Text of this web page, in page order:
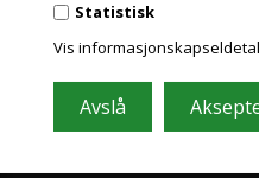
Statistisk
Vis
Toll- og